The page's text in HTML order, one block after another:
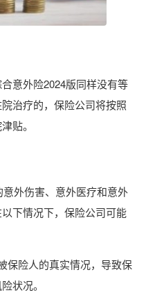
意外险2024版同样没有等
治疗的，保险公司将按照
贴。
外伤害、意外医疗和意外
下情况下，保险公司可能
保险人的真实情况，导致保
状况。